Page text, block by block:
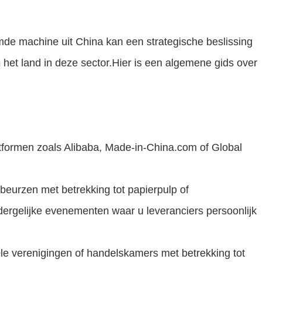
machine uit China kan een strategische beslissing
land in deze sector.Hier is een algemene gids over
zoals Alibaba, Made-in-China.com of Global
met betrekking tot papierpulp of
evenementen waar u leveranciers persoonlijk
verenigingen of handelskamers met betrekking tot